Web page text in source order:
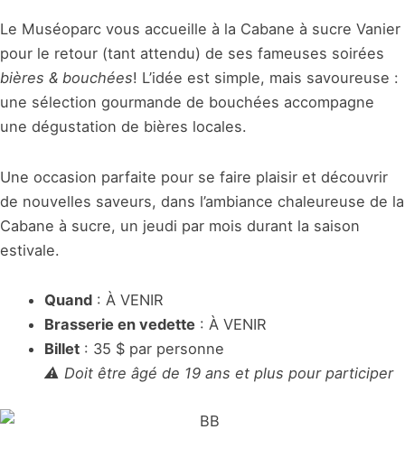
Le Muséoparc vous accueille à la Cabane à sucre Vanier
pour le retour (tant attendu) de ses fameuses soirées
bières & bouchées! L’idée est simple, mais savoureuse :
une sélection gourmande de bouchées accompagne
une dégustation de bières locales.
Une occasion parfaite pour se faire plaisir et découvrir
de nouvelles saveurs, dans l’ambiance chaleureuse de la
Cabane à sucre, un jeudi par mois durant la saison
estivale.
Quand : À VENIR
Brasserie en vedette : À VENIR
Billet : 35 $ par personne
⚠️ Doit être âgé de 19 ans et plus pour participer